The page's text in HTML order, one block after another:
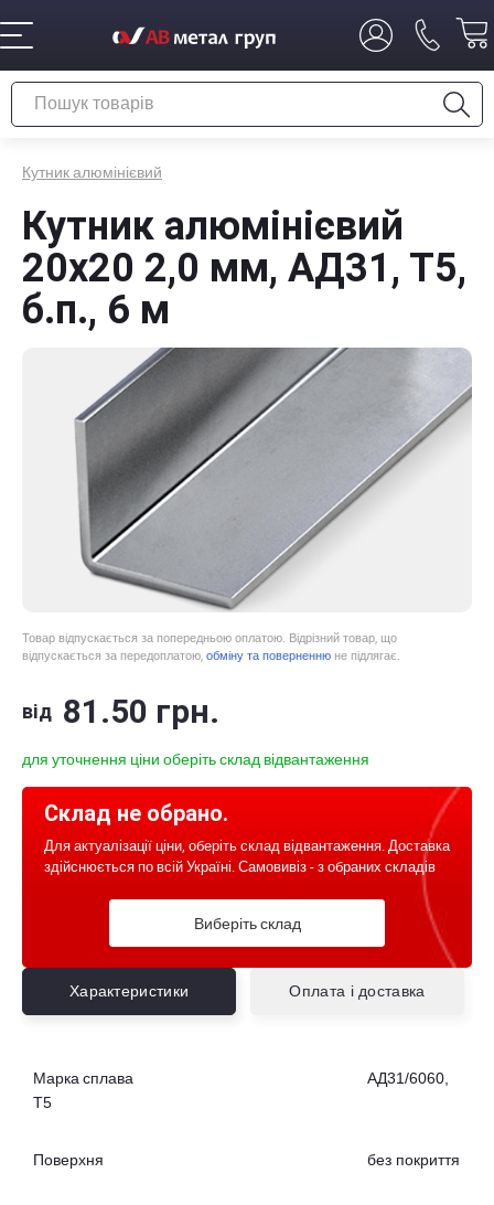
Кутник алюмінієвий
Кутник алюмінієвий
20х20 2,0 мм, АД31, Т5,
б.п., 6 м
Товар відпускається за попередньою оплатою. Відрізний товар, що
відпускається за передоплатою, обміну та поверненню не підлягає.
від 81 .50 грн.
для уточнення ціни оберіть склад відвантаження
Склад не обрано.
Для актуалізації ціни, оберіть склад відвантаження. Доставка
здійснюється по всій Україні. Самовивіз - з обраних складів
Виберіть склад
Характеристики Оплата і доставка
Марка сплава
АД31/6060,
Т5
Поверхня без покриття